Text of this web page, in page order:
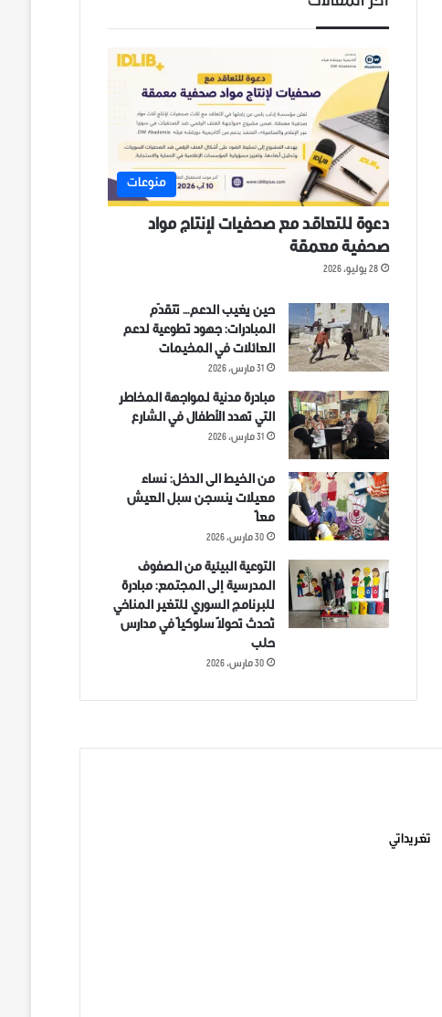
منوعات
دعوة للتعاقد مع صحفيات لإنتاج مواد
صحفية معمقة
28 يوليو، 2026
حين يغيب الدعم… تتقدّم
المبادرات: جهود تطوعية لدعم
العائلات في المخيمات
31 مارس، 2026
مبادرة مدنية لمواجهة المخاطر
التي تهدد الأطفال في الشارع
31 مارس، 2026
من الخيط الى الدخل: نساء
معيلات ينسجن سبل العيش
معاً
30 مارس، 2026
التوعية البيئية من الصفوف
المدرسية إلى المجتمع: مبادرة
للبرنامج السوري للتغير المناخي
تُحدث تحولاً سلوكياً في مدارس
حلب
30 مارس، 2026
تغريداتي